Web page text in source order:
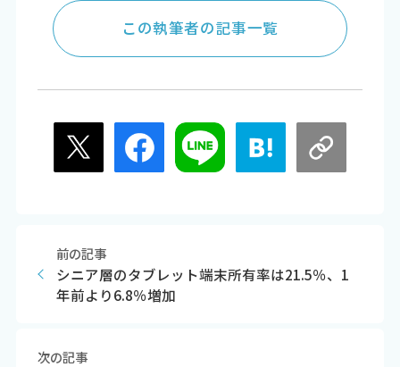
この執筆者の記事一覧
前の記事
シニア層のタブレット端末所有率は21.5％、1
年前より6.8％増加
次の記事